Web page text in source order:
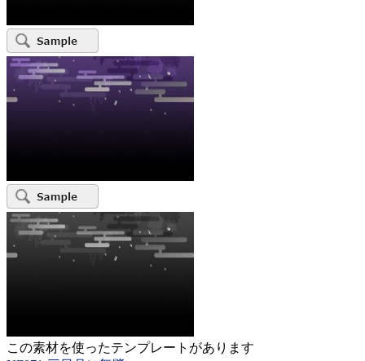
この素材を使ったテンプレートがあります